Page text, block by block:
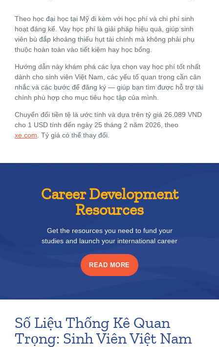
Theo học đại học tại Mỹ đi kèm với học phí và chi phí sinh
hoạt đáng kể. Vay học phí là giải pháp hiệu quả, giúp sinh
viên bù đắp khoảng thiếu hụt tài chính mà không phải phụ
thuộc hoàn toàn vào tiết kiệm hay học bổng.
Hướng dẫn này khám phá các lựa chọn vay học phí tốt nhất
dành cho sinh viên Việt Nam, các yếu tố quan trọng cần cân
nhắc và các bước để đăng ký — giúp bạn tìm được hỗ trợ tài
chính phù hợp cho mục tiêu học tập của mình.
Chuyển đổi tiền tệ là ước tính và dựa trên tỷ giá 26.089 VND
cho 1 USD tính đến ngày 25 tháng 2 năm 2026, theo
xe.com. Tỷ giá có thể thay đổi.
Career Development
Resources
Get the resources you need to fund your
studies and launch your international career
READ MORE
Số Liệu Thống Kê Quan
Trọng: Sinh Viên Việt Nam